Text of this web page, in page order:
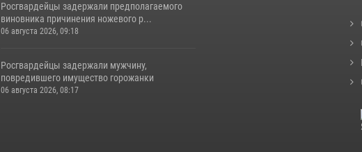
Росгвардейцы задержали предполагаемого
виновника причинения ножевого р...
06 августа 2026, 09:18
Росгвардейцы задержали мужчину,
повредившего имущество горожанки
06 августа 2026, 08:17